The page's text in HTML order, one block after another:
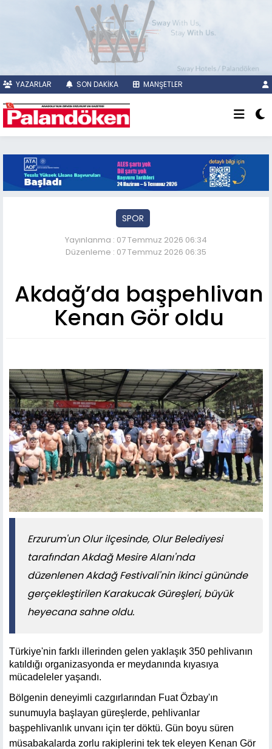
YAZARLAR SON DAKİKA MANŞETLER
SPOR
Yayınlanma : 07 Temmuz 2026 06:34
Düzenleme : 07 Temmuz 2026 06:35
Akdağ’da başpehlivan
Kenan Gör oldu
Erzurum'un Olur ilçesinde, Olur Belediyesi
tarafından Akdağ Mesire Alanı'nda
düzenlenen Akdağ Festivali'nin ikinci gününde
gerçekleştirilen Karakucak Güreşleri, büyük
heyecana sahne oldu.
Türkiye'nin farklı illerinden gelen yaklaşık 350 pehlivanın
katıldığı organizasyonda er meydanında kıyasıya
mücadeleler yaşandı.
Bölgenin deneyimli cazgırlarından Fuat Özbay'ın
sunumuyla başlayan güreşlerde, pehlivanlar
başpehlivanlık unvanı için ter döktü. Gün boyu süren
müsabakalarda zorlu rakiplerini tek tek eleyen Kenan Gör